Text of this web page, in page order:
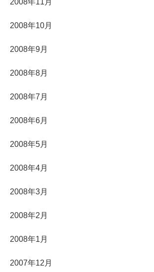
2008年10月
2008年9月
2008年8月
2008年7月
2008年6月
2008年5月
2008年4月
2008年3月
2008年2月
2008年1月
2007年12月